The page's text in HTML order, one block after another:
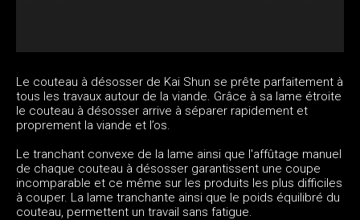
Le couteau à désosser de Kai Shun se prête parfaitement à
tous les travaux autour de la viande. Grâce à sa lame étroite
le couteau à désosser arrive à séparer rapidement et
proprement la viande et l’os.
Le tranchant convexe de la lame ainsi que l'affûtage manuel
de chaque couteau à désosser garantissent une coupe
incomparable et ce même sur les produits les plus difficiles
à couper. La lame tranchante ainsi que le poids équilibré du
couteau, permettent un travail sans fatigue.